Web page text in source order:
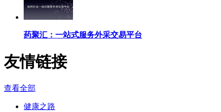
药聚汇：一站式服务外采交易平台
友情链接
查看全部
健康之路